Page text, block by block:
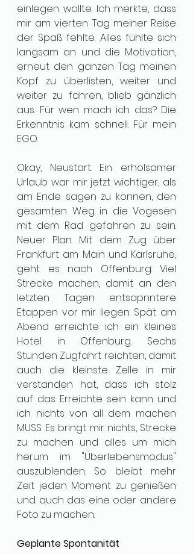
einlegen wollte. Ich merkte, dass
mir am vierten Tag meiner Reise
der Spaß fehlte. Alles fühlte sich
langsam an und die Motivation,
erneut den ganzen Tag meinen
Kopf zu überlisten, weiter und
weiter zu fahren, blieb gänzlich
aus. Für wen mach ich das? Die
Erkenntnis kam schnell: Für mein
EGO.
Okay, Neustart. Ein erholsamer
Urlaub war mir jetzt wichtiger, als
am Ende sagen zu können, den
gesamten Weg in die Vogesen
mit dem Rad gefahren zu sein.
Neuer Plan. Mit dem Zug über
Frankfurt am Main und Karlsruhe,
geht es nach Offenburg. Viel
Strecke machen, damit an den
letzten Tagen entsapnntere
Etappen vor mir liegen. Spät am
Abend erreichte ich ein kleines
Hotel in Offenburg. Sechs
Stunden Zugfahrt reichten, damit
auch die kleinste Zelle in mir
verstanden hat, dass ich stolz
auf das Erreichte sein kann und
ich nichts von all dem machen
MUSS. Es bringt mir nichts, Strecke
zu machen und alles um mich
herum im "Überlebensmodus"
auszublenden. So bleibt mehr
Zeit jeden Moment zu genießen
und auch das eine oder andere
Foto zu machen.
Geplante Spontanität